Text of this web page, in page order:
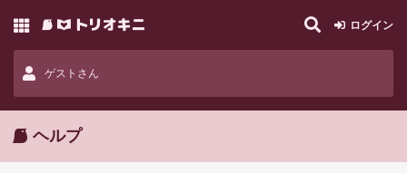
ログイン
ゲストさん
ヘルプ